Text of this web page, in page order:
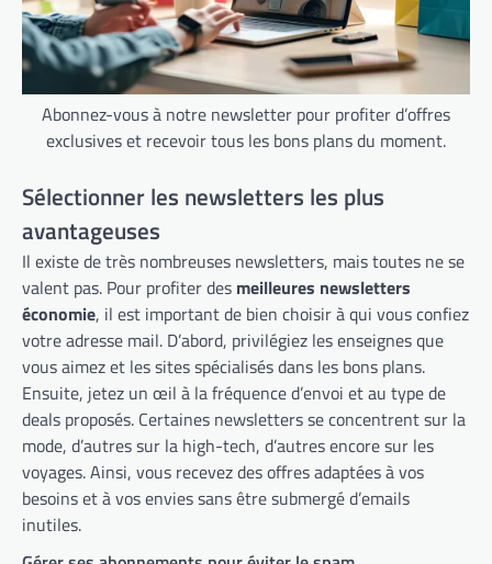
Abonnez-vous à notre newsletter pour profiter d’offres
exclusives et recevoir tous les bons plans du moment.
Sélectionner les newsletters les plus
avantageuses
Il existe de très nombreuses newsletters, mais toutes ne se
valent pas. Pour profiter des meilleures newsletters
économie, il est important de bien choisir à qui vous confiez
votre adresse mail. D’abord, privilégiez les enseignes que
vous aimez et les sites spécialisés dans les bons plans.
Ensuite, jetez un œil à la fréquence d’envoi et au type de
deals proposés. Certaines newsletters se concentrent sur la
mode, d’autres sur la high-tech, d’autres encore sur les
voyages. Ainsi, vous recevez des offres adaptées à vos
besoins et à vos envies sans être submergé d’emails
inutiles.